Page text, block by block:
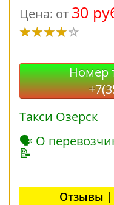
Цена: от 30
Номер
Такси Озерск
🗣 О
📝
Отзывы |